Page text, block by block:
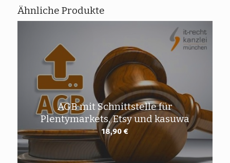
Ähnliche Produkte
AGB mit Schnittstelle für
Plentymarkets, Etsy und kasuwa
18,90€